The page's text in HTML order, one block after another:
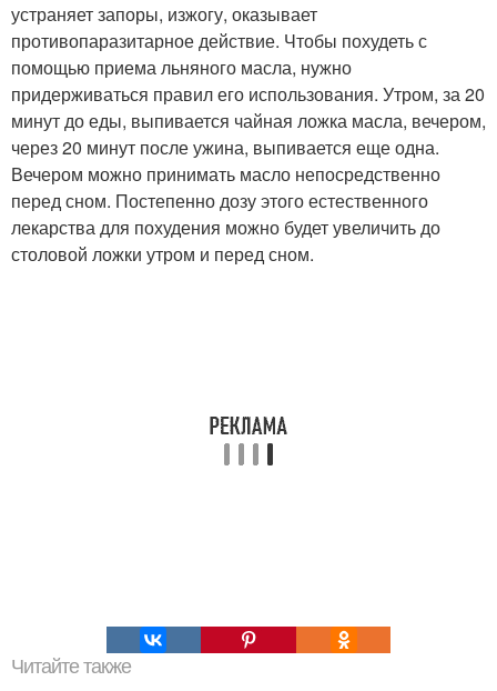
устраняет запоры, изжогу, оказывает
противопаразитарное действие. Чтобы похудеть с
помощью приема льняного масла, нужно
придерживаться правил его использования. Утром, за 20
минут до еды, выпивается чайная ложка масла, вечером,
через 20 минут после ужина, выпивается еще одна.
Вечером можно принимать масло непосредственно
перед сном. Постепенно дозу этого естественного
лекарства для похудения можно будет увеличить до
столовой ложки утром и перед сном.
Читайте также